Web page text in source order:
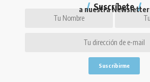
Suscríbete
a nuestra Newsletter